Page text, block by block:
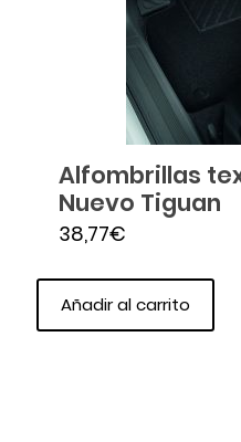
Alfombrillas
Nuevo Tiguan
38,77€
Añadir al carrito